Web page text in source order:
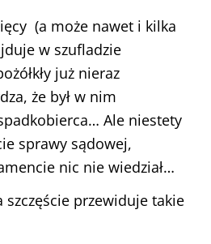
(a może nawet i kilka
w szufladzie
już nieraz
że był w nim
Ale niestety
sprawy sądowej,
nic nie wiedział…
szczęście przewiduje takie